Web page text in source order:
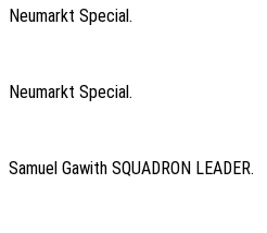
Neumarkt Special.
Neumarkt Special.
Samuel Gawith SQUADRON LEADER.